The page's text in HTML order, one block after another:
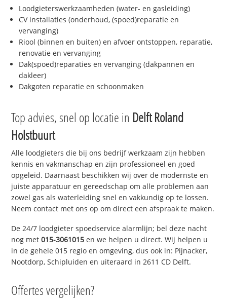
Loodgieterswerkzaamheden (water- en gasleiding)
CV installaties (onderhoud, (spoed)reparatie en
vervanging)
Riool (binnen en buiten) en afvoer ontstoppen, reparatie,
renovatie en vervanging
Dak(spoed)reparaties en vervanging (dakpannen en
dakleer)
Dakgoten reparatie en schoonmaken
Top advies, snel op locatie in Delft Roland
Holstbuurt
Alle loodgieters die bij ons bedrijf werkzaam zijn hebben
kennis en vakmanschap en zijn professioneel en goed
opgeleid. Daarnaast beschikken wij over de modernste en
juiste apparatuur en gereedschap om alle problemen aan
zowel gas als waterleiding snel en vakkundig op te lossen.
Neem contact met ons op om direct een afspraak te maken.
De 24/7 loodgieter spoedservice alarmlijn; bel deze nacht
nog met015-3061015 en we helpen u direct. Wij helpen u
in de gehele 015 regio en omgeving, dus ook in: Pijnacker,
Nootdorp, Schipluiden en uiteraard in 2611 CD Delft.
Offertes vergelijken?